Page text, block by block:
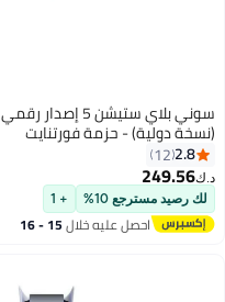
سوني بلاي ستيشن 5 إصدار رقمي
(نسخة دولية) - حزمة فورتنايت
نجمة الكوبالت
2.8
12
د.ك‏249.56
لك رصيد مسترجع 10% + 1
احصل عليه خلال 15 - 16